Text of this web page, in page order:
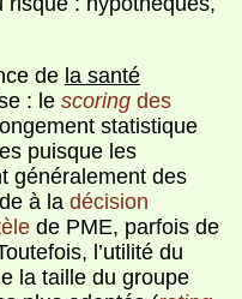
de la santé
: le scoringdes
statistique
puisque les
généralement des
à la décision
de PME, parfois de
l’utilité du
la taille du groupe